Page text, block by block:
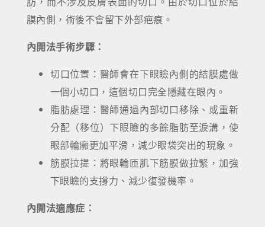
膜內側，術後不會留下外部疤痕。
內開法手術步驟：
切口位置：醫師會在下眼瞼內側的結膜處做
一個小切口，這個切口完全隱藏在眼內。
脂肪處理：醫師通過內部切口移除、或重新
分配（移位）下眼瞼的多餘脂肪至淚溝，使
眼部輪廓更加平滑，減少眼袋突出的現象。
筋膜拉提：將眼輪匝肌下筋膜做拉緊，加強
下眼瞼的支撐力、減少復發機率。
內開法適應症：